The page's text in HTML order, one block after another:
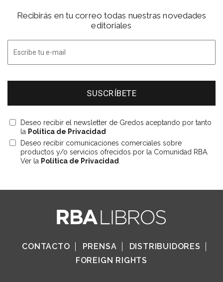
Recibirás en tu correo todas nuestras novedades
editoriales
Deseo recibir el newsletter de Gredos aceptando por tanto
la Política de Privacidad
Deseo recibir comunicaciones comerciales sobre
productos y/o servicios ofrecidos por la Comunidad RBA.
Ver la Política de Privacidad
CONTACTO PRENSA
DISTRIBUIDORES
FOREIGN RIGHTS